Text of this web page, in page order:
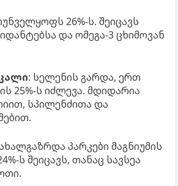
26%-ს. შეიცავს
და ომეგა-3 ცხიმოვან
: სელენის გარდა, ერთ
25%-ს იძლევა. მდიდარია
სპილენძითა და
პარკები მაგნიუმის
ს შეიცავს, თანაც სავსეა